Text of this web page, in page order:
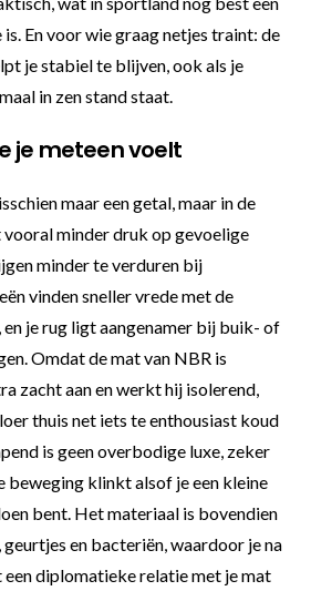
En voor wie graag netjes traint: de
je stabiel te blijven, ook als je
in zen stand staat.
je meteen voelt
maar een getal, maar in de
minder druk op gevoelige
minder te verduren bij
vinden sneller vrede met de
je rug ligt aangenamer bij buik- of
Omdat de mat van NBR is
zacht aan en werkt hij isolerend,
thuis net iets te enthousiast koud
is geen overbodige luxe, zeker
beweging klinkt alsof je een kleine
bent. Het materiaal is bovendien
en bacteriën, waardoor je na
een diplomatieke relatie met je mat